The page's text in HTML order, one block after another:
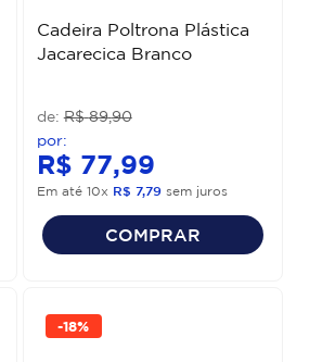
Cadeira Poltrona Plástica
Jacarecica Branco
R$ 89,90
R$ 77,99
Em até 10x R$ 7,79sem juros
COMPRAR
-18%